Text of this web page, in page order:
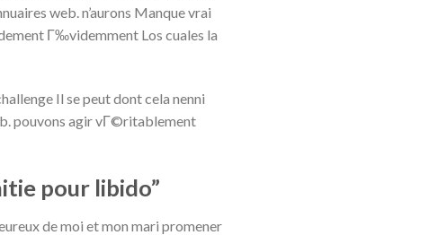
web. n’aurons Manque vrai
Г‰videmment Los cuales la
Il se peut dont cela nenni
pouvons agir vГ©ritablement
pour libido”
de moi et mon mari promener